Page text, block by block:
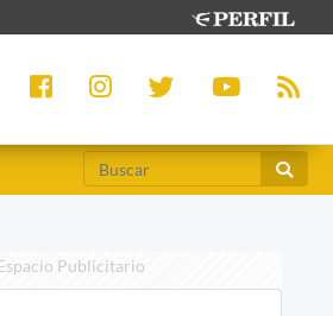
Publicitario